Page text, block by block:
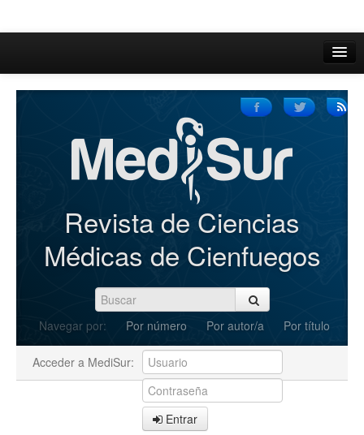
Inicio
Iniciar sesión
Registrarse
Revista de Ciencias
Médicas de Cienfuegos
Navegar por: Por número Por autor/a Por título
Acceder a MediSur:
Entrar